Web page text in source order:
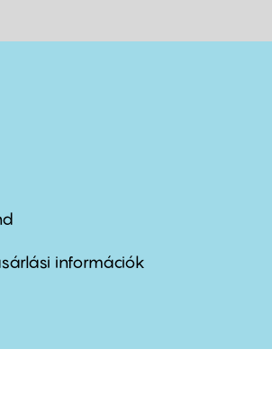
információk